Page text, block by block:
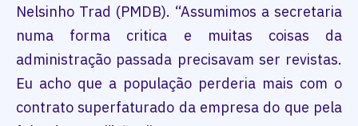
Nelsinho Trad (PMDB). “Assumimos a secretaria
numa forma critica e muitas coisas da
administração passada precisavam ser revistas.
Eu acho que a população perderia mais com o
contrato superfaturado da empresa do que pela